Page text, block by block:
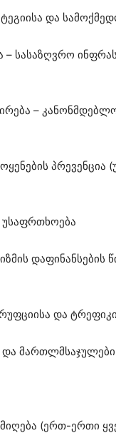
და
– სასაზღვრო
–
პრევენცია
უსაფრთხოება
დაფინანსების
და
(ერთ-ერთი